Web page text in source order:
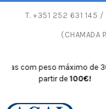
T. +351 252 631 145 /
(CHAMADA
com peso máximo de 30kg
partir de100€!